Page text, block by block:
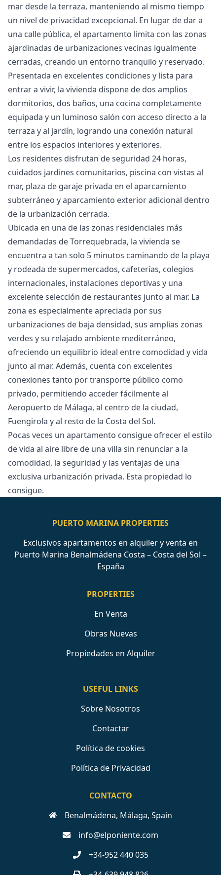
mar desde la terraza, manteniendo al mismo tiempo
un nivel de privacidad excepcional. En lugar de dar a
una calle pública, el apartamento limita con las zonas
ajardinadas de urbanizaciones vecinas igualmente
cerradas, creando un entorno tranquilo y reservado.
Presentada en excelentes condiciones y lista para
entrar a vivir, la vivienda dispone de dos amplios
dormitorios, dos baños, una cocina completamente
equipada y un luminoso salón con acceso directo a la
terraza y al jardín, logrando una conexión natural
entre los espacios interiores y exteriores.
Los residentes disfrutan de seguridad 24 horas,
cuidados jardines comunitarios, piscina con vistas al
mar, plaza de garaje privada en el aparcamiento
subterráneo y aparcamiento exterior adicional dentro
de la urbanización cerrada.
Ubicada en una de las zonas residenciales más
demandadas de Torrequebrada, la vivienda se
encuentra a tan solo 5 minutos caminando de la playa
y rodeada de supermercados, cafeterías, colegios
internacionales, instalaciones deportivas y una
excelente selección de restaurantes junto al mar. La
zona es especialmente apreciada por sus
urbanizaciones de baja densidad, sus amplias zonas
verdes y su relajado ambiente mediterráneo,
ofreciendo un equilibrio ideal entre comodidad y vida
junto al mar. Además, cuenta con excelentes
conexiones tanto por transporte público como
privado, permitiendo acceder fácilmente al
Aeropuerto de Málaga, al centro de la ciudad,
Fuengirola y al resto de la Costa del Sol.
Pocas veces un apartamento consigue ofrecer ‌el ‌estilo
‌de ‌vida ‌al aire libre de una ‌villa ‌sin ‌renunciar a la
‌comodidad, ‌la ‌seguridad ‌y las ‌ventajas de una
‌exclusiva ‌urbanización ‌privada. ‌Esta ‌propiedad ‌lo
‌consigue.
PUERTO MARINA PROPERTIES
Exclusivos apartamentos en alquiler y venta en
Puerto Marina Benalmádena Costa – Costa del Sol –
España
PROPERTIES
En Venta
Obras Nuevas
Propiedades en Alquiler
USEFUL LINKS
Sobre Nosotros
Contactar
Política de cookies
Política de Privacidad
CONTACTO
Benalmádena, Málaga, Spain
info@elponiente.com
+34-952 440 035